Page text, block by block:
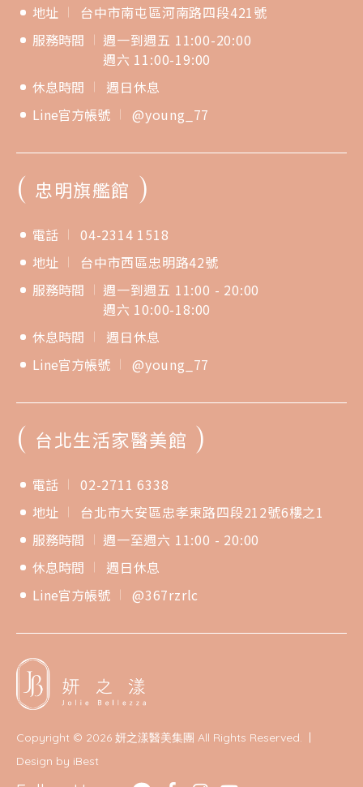
地址
台中市南屯區河南路四段421號
服務時間
週一到週五 11:00-20:00
週六 11:00-19:00
休息時間
週日休息
Line官方帳號
@young_77
( 忠明旗艦館 )
電話
04-2314 1518
地址
台中市西區忠明路42號
服務時間
週一到週五 11:00 - 20:00
週六 10:00-18:00
休息時間
週日休息
Line官方帳號
@young_77
( 台北生活家醫美館 )
電話
02-2711 6338
地址
台北市大安區忠孝東路四段212號6樓之1
服務時間
週一至週六 11:00 - 20:00
休息時間
週日休息
Line官方帳號
@367rzrlc
Copyright © 2026 妍之漾醫美集團 All Rights Reserved.
Design by iBest